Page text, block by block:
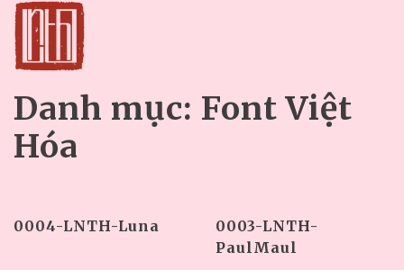
Danh mục: Font Việt
Hóa
0004-LNTH-Luna
0003-LNTH-
PaulMaul